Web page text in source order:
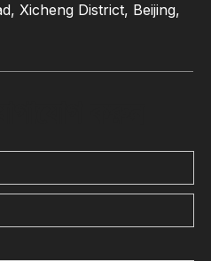
Xicheng District, Beijing,